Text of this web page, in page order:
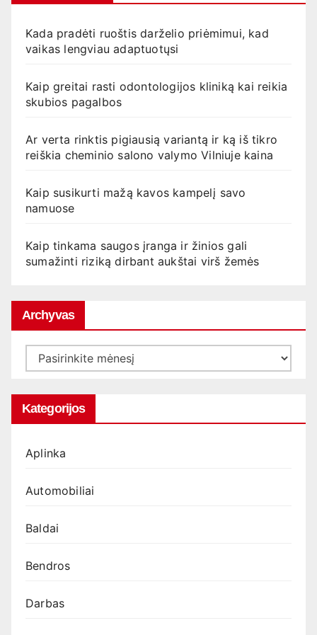
Kada pradėti ruoštis darželio priėmimui, kad
vaikas lengviau adaptuotųsi
Kaip greitai rasti odontologijos kliniką kai reikia
skubios pagalbos
Ar verta rinktis pigiausią variantą ir ką iš tikro
reiškia cheminio salono valymo Vilniuje kaina
Kaip susikurti mažą kavos kampelį savo
namuose
Kaip tinkama saugos įranga ir žinios gali
sumažinti riziką dirbant aukštai virš žemės
Archyvas
Archyvas
Kategorijos
Aplinka
Automobiliai
Baldai
Bendros
Darbas